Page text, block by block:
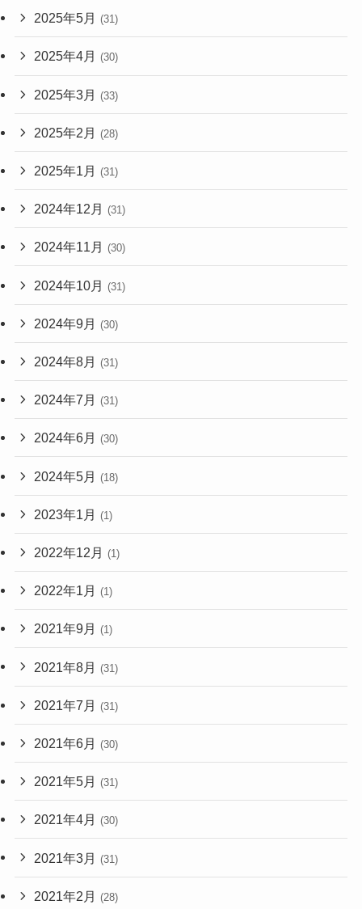
2025年5月 (31)
2025年4月 (30)
2025年3月 (33)
2025年2月 (28)
2025年1月 (31)
2024年12月 (31)
2024年11月 (30)
2024年10月 (31)
2024年9月 (30)
2024年8月 (31)
2024年7月 (31)
2024年6月 (30)
2024年5月 (18)
2023年1月 (1)
2022年12月 (1)
2022年1月 (1)
2021年9月 (1)
2021年8月 (31)
2021年7月 (31)
2021年6月 (30)
2021年5月 (31)
2021年4月 (30)
2021年3月 (31)
2021年2月 (28)